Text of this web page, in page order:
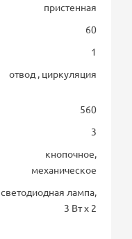
пристенная
60
1
отвод , циркуляция
560
3
кнопочное,
механическое
светодиодная лампа,
3 Вт х 2